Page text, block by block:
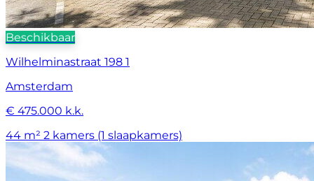
Beschikbaar
Wilhelminastraat 198 1
Amsterdam
€ 475.000 k.k.
44 m² 2 kamers (1 slaapkamers)